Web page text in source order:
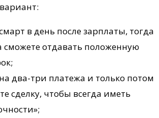
в день после зарплаты, тогда
сможете отдавать положенную
два-три платежа и только потом
сделку, чтобы всегда иметь